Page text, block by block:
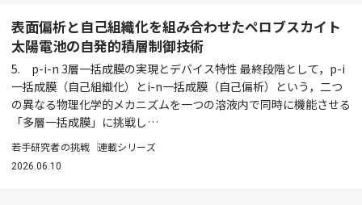
表面偏析と自己組織化を組み合わせたペロブスカイト
太陽電池の自発的積層制御技術
5. p-i-n 3層一括成膜の実現とデバイス特性 最終段階として，p-i
一括成膜（自己組織化）とi-n一括成膜（自己偏析）という，二つ
の異なる物理化学的メカニズムを一つの溶液内で同時に機能させる
「多層一括成膜」に挑戦し…
若手研究者の挑戦 連載シリーズ
2026.06.10